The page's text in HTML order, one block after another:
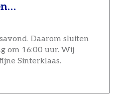
Daarom sluiten
om 16:00 uur. Wij
Sinterklaas.